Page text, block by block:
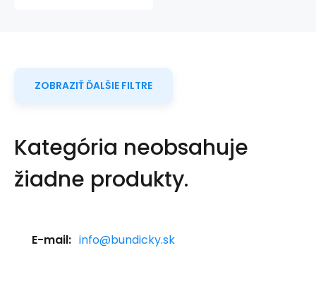
ZOBRAZIŤ ĎALŠIE FILTRE
Kategória neobsahuje
žiadne produkty.
E-mail: info@bundicky.sk